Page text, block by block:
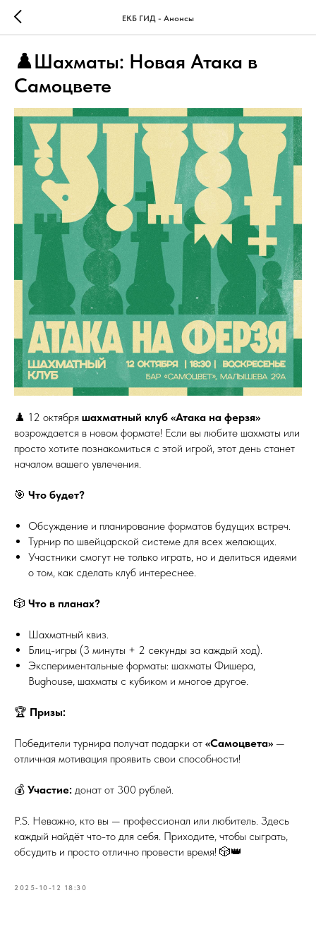
ЕКБ ГИД - Анонсы
♟️Шахматы: Новая Атака в
Самоцвете
♟️ 12 октября шахматный клуб «Атака на ферзя»
возрождается в новом формате! Если вы любите шахматы или
просто хотите познакомиться с этой игрой, этот день станет
началом вашего увлечения.
🎯 Что будет?
Обсуждение и планирование форматов будущих встреч.
Турнир по швейцарской системе для всех желающих.
Участники смогут не только играть, но и делиться идеями
о том, как сделать клуб интереснее.
🎲 Что в планах?
Шахматный квиз.
Блиц-игры (3 минуты + 2 секунды за каждый ход).
Экспериментальные форматы: шахматы Фишера,
Bughouse, шахматы с кубиком и многое другое.
🏆 Призы:
Победители турнира получат подарки от «Самоцвета» —
отличная мотивация проявить свои способности!
💰 Участие: донат от 300 рублей.
P.S. Неважно, кто вы — профессионал или любитель. Здесь
каждый найдёт что-то для себя. Приходите, чтобы сыграть,
обсудить и просто отлично провести время! 🎲👑
2025-10-12 18:30